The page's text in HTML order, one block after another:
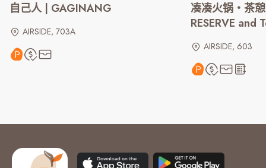
自己人 | GAGINANG
AIRSIDE, 703A
凑凑火锅‧茶
RESERVE and
AIRSIDE, 603